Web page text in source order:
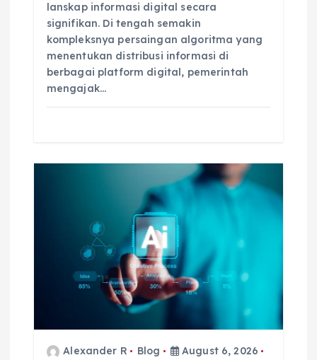
lanskap informasi digital secara
signifikan. Di tengah semakin
kompleksnya persaingan algoritma yang
menentukan distribusi informasi di
berbagai platform digital, pemerintah
mengajak…
Alexander R Blog
August 6, 2026